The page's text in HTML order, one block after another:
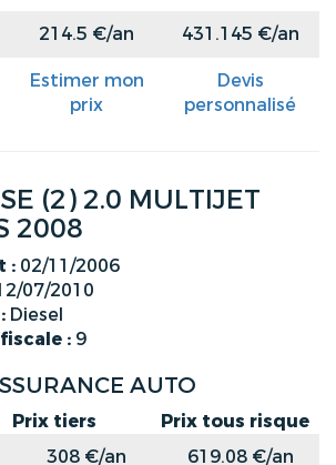
214.5 €/an 431.145 €/an
Estimer mon
prix
Devis
personnalisé
(2) 2.0 MULTIJET
2008
: 02/11/2006
07/2010
Diesel
: 9
AUTO
Prix tiers
Prix tous risque
308 €/an
619.08 €/an